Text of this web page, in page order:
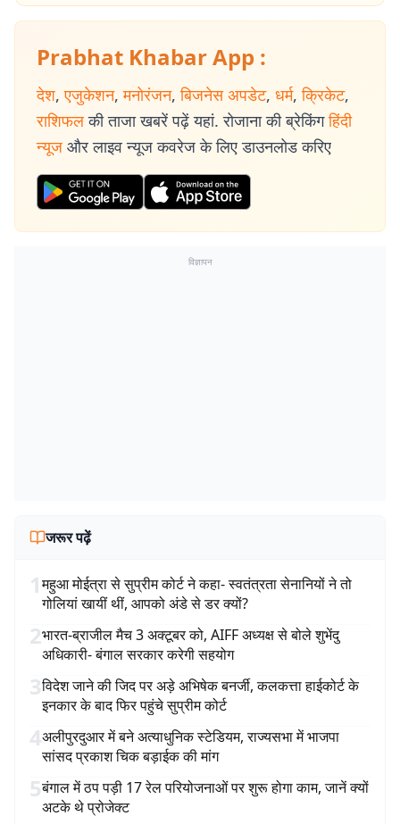
Prabhat Khabar App :
देश, एजुकेशन, मनोरंजन, बिजनेस अपडेट, धर्म, क्रिकेट,
राशिफल की ताजा खबरें पढ़ें यहां. रोजाना की ब्रेकिंग हिंदी
न्यूज और लाइव न्यूज कवरेज के लिए डाउनलोड करिए
विज्ञापन
जरूर पढ़ें
1महुआ मोईत्रा से सुप्रीम कोर्ट ने कहा- स्वतंत्रता सेनानियों ने तो
गोलियां खायीं थीं, आपको अंडे से डर क्यों?
2भारत-ब्राजील मैच 3 अक्टूबर को, AIFF अध्यक्ष से बोले शुभेंदु
अधिकारी- बंगाल सरकार करेगी सहयोग
3विदेश जाने की जिद पर अड़े अभिषेक बनर्जी, कलकत्ता हाईकोर्ट के
इनकार के बाद फिर पहुंचे सुप्रीम कोर्ट
4अलीपुरदुआर में बने अत्याधुनिक स्टेडियम, राज्यसभा में भाजपा
सांसद प्रकाश चिक बड़ाईक की मांग
5बंगाल में ठप पड़ी 17 रेल परियोजनाओं पर शुरू होगा काम, जानें क्यों
अटके थे प्रोजेक्ट